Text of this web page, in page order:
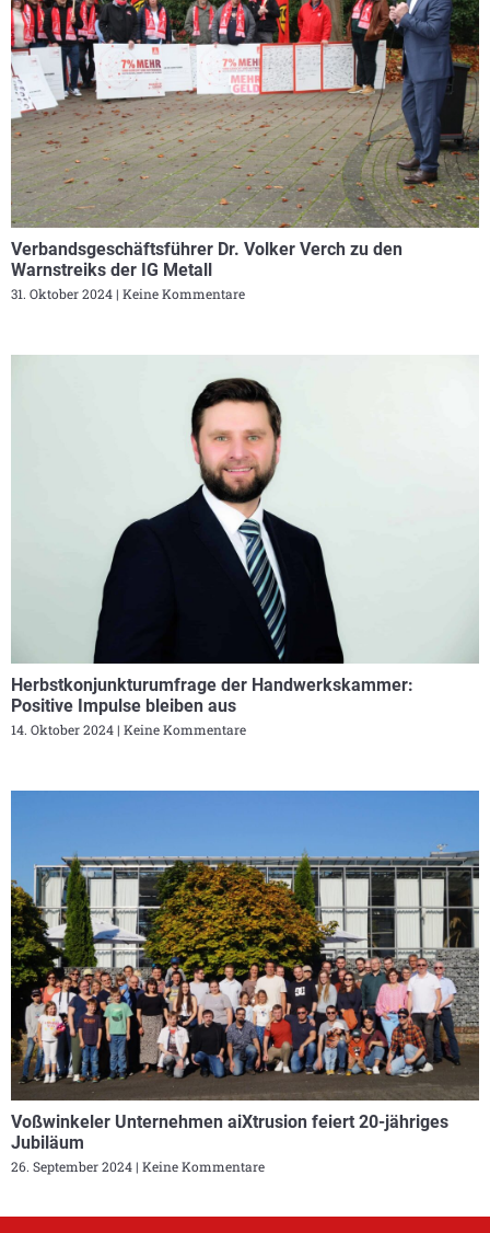
Verbandsgeschäftsführer Dr. Volker Verch zu den
Warnstreiks der IG Metall
31. Oktober 2024 Keine Kommentare
Herbstkonjunkturumfrage der Handwerkskammer:
Positive Impulse bleiben aus
14. Oktober 2024 Keine Kommentare
Voßwinkeler Unternehmen aiXtrusion feiert 20-jähriges
Jubiläum
26. September 2024 Keine Kommentare